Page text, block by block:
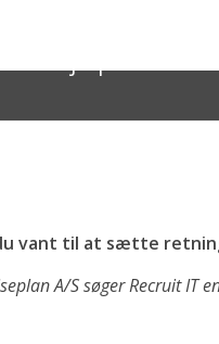
& Rejseplan A/S
vant til at sætte
A/S søger Recruit